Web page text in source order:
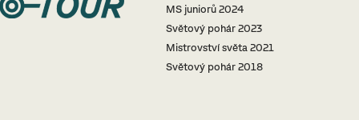
MS juniorů 2024
Světový pohár 2023
Mistrovství světa 2021
Světový pohár 2018